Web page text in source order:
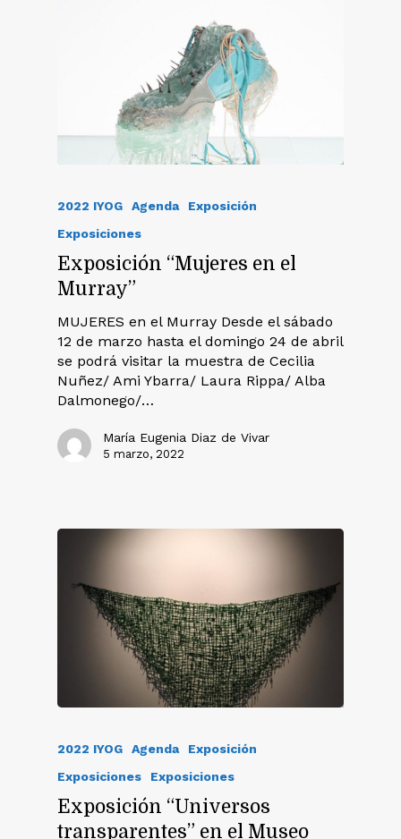
2022 IYOG Agenda
Exposición
Exposiciones
Exposición “Mujeres en el
Murray”
MUJERES en el Murray Desde el sábado
12 de marzo hasta el domingo 24 de abril
se podrá visitar la muestra de Cecilia
Nuñez/ Ami Ybarra/ Laura Rippa/ Alba
Dalmonego/…
María Eugenia Diaz de Vivar
5 marzo, 2022
2022 IYOG Agenda
Exposición
Exposiciones
Exposiciones
Exposición “Universos
transparentes” en el Museo